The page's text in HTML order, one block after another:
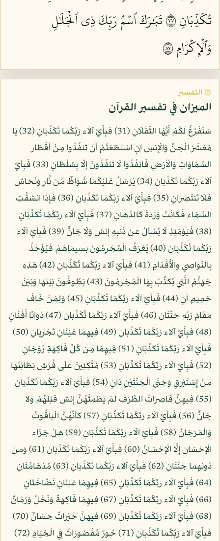
تُكَذِّبَانِ ٧٧
تَبَٰرَكَ ٱسۡمُ رَبِّكَ ذِي ٱلۡجَلَٰلِ
وَٱلۡإِكۡرَامِ ٧٨
۞ التفسير
الميزان في تفسير القرآن
سَنَفْرُغُ لَكُمْ أَيُّهَا الثَّقَلَانِ (31) فَبِأَيِّ آلَاء رَبِّكُمَا تُكَذِّبَانِ (32) يَا
مَعْشَرَ الْجِنِّ وَالْإِنسِ إِنِ اسْتَطَعْتُمْ أَن تَنفُذُوا مِنْ أَقْطَارِ
السَّمَاوَاتِ وَالْأَرْضِ فَانفُذُوا لَا تَنفُذُونَ إِلَّا بِسُلْطَانٍ (33) فَبِأَيِّ
آلَاء رَبِّكُمَا تُكَذِّبَانِ (34) يُرْسَلُ عَلَيْكُمَا شُوَاظٌ مِّن نَّارٍ وَنُحَاسٌ
فَلَا تَنتَصِرَانِ (35) فَبِأَيِّ آلَاء رَبِّكُمَا تُكَذِّبَانِ (36) فَإِذَا انشَقَّتِ
السَّمَاء فَكَانَتْ وَرْدَةً كَالدِّهَانِ (37) فَبِأَيِّ آلَاء رَبِّكُمَا تُكَذِّبَانِ
(38) فَيَوْمَئِذٍ لَّا يُسْأَلُ عَن ذَنبِهِ إِنسٌ وَلَا جَانٌّ (39) فَبِأَيِّ آلَاء
رَبِّكُمَا تُكَذِّبَانِ (40) يُعْرَفُ الْمُجْرِمُونَ بِسِيمَاهُمْ فَيُؤْخَذُ
بِالنَّوَاصِي وَالْأَقْدَامِ (41) فَبِأَيِّ آلَاء رَبِّكُمَا تُكَذِّبَانِ (42) هَذِهِ
جَهَنَّمُ الَّتِي يُكَذِّبُ بِهَا الْمُجْرِمُونَ (43) يَطُوفُونَ بَيْنَهَا وَبَيْنَ
حَمِيمٍ آنٍ (44) فَبِأَيِّ آلَاء رَبِّكُمَا تُكَذِّبَانِ (45) وَلِمَنْ خَافَ
مَقَامَ رَبِّهِ جَنَّتَانِ (46) فَبِأَيِّ آلَاء رَبِّكُمَا تُكَذِّبَانِ (47) ذَوَاتَا أَفْنَانٍ
(48) فَبِأَيِّ آلَاء رَبِّكُمَا تُكَذِّبَانِ (49) فِيهِمَا عَيْنَانِ تَجْرِيَانِ (50)
فَبِأَيِّ آلَاء رَبِّكُمَا تُكَذِّبَانِ (51) فِيهِمَا مِن كُلِّ فَاكِهَةٍ زَوْجَانِ
(52) فَبِأَيِّ آلَاء رَبِّكُمَا تُكَذِّبَانِ (53) مُتَّكِئِينَ عَلَى فُرُشٍ بَطَائِنُهَا
مِنْ إِسْتَبْرَقٍ وَجَنَى الْجَنَّتَيْنِ دَانٍ (54) فَبِأَيِّ آلَاء رَبِّكُمَا تُكَذِّبَانِ
(55) فِيهِنَّ قَاصِرَاتُ الطَّرْفِ لَمْ يَطْمِثْهُنَّ إِنسٌ قَبْلَهُمْ وَلَا
جَانٌّ (56) فَبِأَيِّ آلَاء رَبِّكُمَا تُكَذِّبَانِ (57) كَأَنَّهُنَّ الْيَاقُوتُ
وَالْمَرْجَانُ (58) فَبِأَيِّ آلَاء رَبِّكُمَا تُكَذِّبَانِ (59) هَلْ جَزَاء
الْإِحْسَانِ إِلَّا الْإِحْسَانُ (60) فَبِأَيِّ آلَاء رَبِّكُمَا تُكَذِّبَانِ (61) وَمِن
دُونِهِمَا جَنَّتَانِ (62) فَبِأَيِّ آلَاء رَبِّكُمَا تُكَذِّبَانِ (63) مُدْهَامَّتَانِ
(64) فَبِأَيِّ آلَاء رَبِّكُمَا تُكَذِّبَانِ (65) فِيهِمَا عَيْنَانِ نَضَّاخَتَانِ
(66) فَبِأَيِّ آلَاء رَبِّكُمَا تُكَذِّبَانِ (67) فِيهِمَا فَاكِهَةٌ وَنَخْلٌ وَرُمَّانٌ
(68) فَبِأَيِّ آلَاء رَبِّكُمَا تُكَذِّبَانِ (69) فِيهِنَّ خَيْرَاتٌ حِسَانٌ (70)
فَبِأَيِّ آلَاء رَبِّكُمَا تُكَذِّبَانِ (71) حُورٌ مَّقْصُورَاتٌ فِي الْخِيَامِ (72)